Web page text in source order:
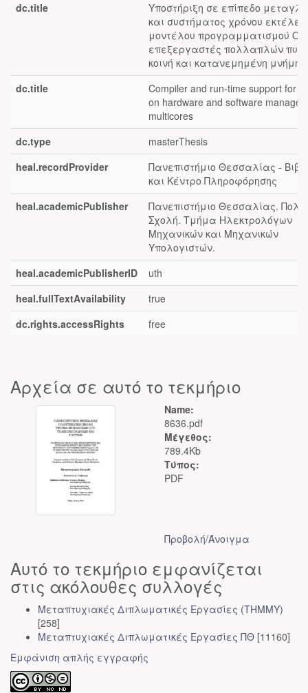
dc.title
Υποστήριξη σε επίπεδο
και συστήματος χρόνου
μοντέλου προγραμματισμού
επεξεργαστές πολλαπλών
κοινή και κατανεμημένη μνήμη
dc.title
Compiler and run-time support for
on hardware and software
multicores
dc.type
masterThesis
heal.recordProvider
Πανεπιστήμιο Θεσσαλίας -
και Κέντρο Πληροφόρησης
heal.academicPublisher
Πανεπιστήμιο Θεσσαλίας.
Σχολή. Τμήμα Ηλεκτρολόγων
Μηχανικών και Μηχανικών
Υπολογιστών.
heal.academicPublisherID
uth
heal.fullTextAvailability
true
dc.rights.accessRights
free
Αρχεία σε αυτό το τεκμήριο
Name:
8636.pdf
Μέγεθος:
789.4Kb
Τύπος:
PDF
Προβολή/Άνοιγμα
Αυτό το τεκμήριο εμφανίζεται
στις ακόλουθες συλλογές
Μεταπτυχιακές Διπλωματικές Εργασίες (ΤΗΜΜΥ)
[258]
Μεταπτυχιακές Διπλωματικές Εργασίες ΠΘ [11160]
Εμφάνιση απλής εγγραφής